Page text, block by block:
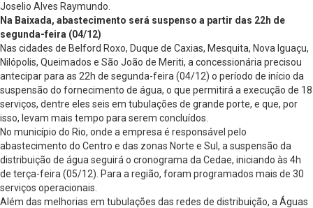
Joselio Alves Raymundo.
Na Baixada, abastecimento será suspenso a partir das 22h de
segunda-feira (04/12)
Nas cidades de Belford Roxo, Duque de Caxias, Mesquita, Nova Iguaçu,
Nilópolis, Queimados e São João de Meriti, a concessionária precisou
antecipar para as 22h de segunda-feira (04/12) o período de início da
suspensão do fornecimento de água, o que permitirá a execução de 18
serviços, dentre eles seis em tubulações de grande porte, e que, por
isso, levam mais tempo para serem concluídos.
No município do Rio, onde a empresa é responsável pelo
abastecimento do Centro e das zonas Norte e Sul, a suspensão da
distribuição de água seguirá o cronograma da Cedae, iniciando às 4h
de terça-feira (05/12). Para a região, foram programados mais de 30
serviços operacionais.
Além das melhorias em tubulações das redes de distribuição, a Águas